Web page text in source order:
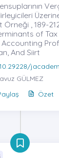
Örneği , 189-
of
And Siirt
GÜLMEZ
Özet